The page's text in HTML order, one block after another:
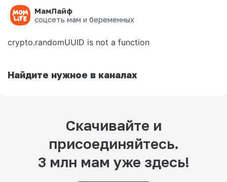
МамЛайф
соцсеть мам и беременных
Ошибка на странице
crypto.randomUUID is not a function
Найдите нужное в каналах
Скачивайте и
присоединяйтесь.
3 млн мам уже здесь!